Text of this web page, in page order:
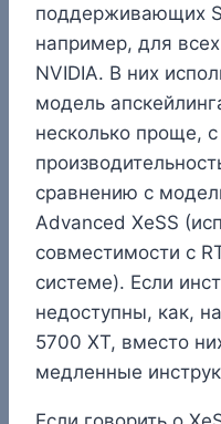
поддерживающих
например, для
NVIDIA. В них
модель
несколько проще,
сравнению с
Advanced XeSS
совместимости с
системе). Если
недоступны, как,
5700 XT, вместо
медленные